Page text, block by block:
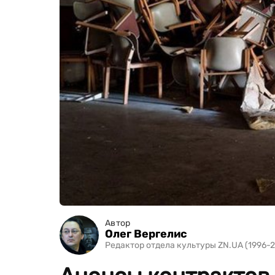
Автор
Олег Вергелис
Редактор отдела культуры ZN.UA (1996-